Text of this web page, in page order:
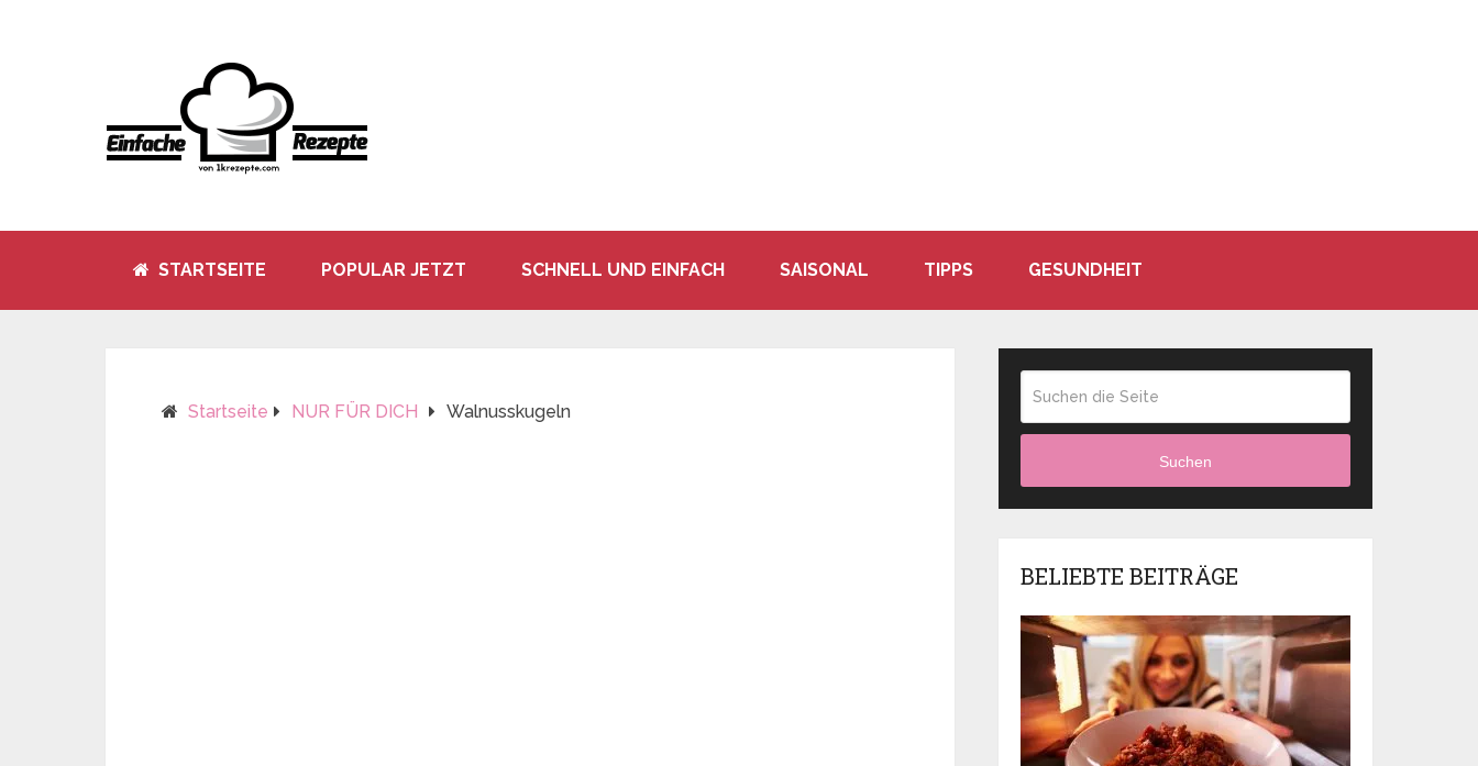
STARTSEITE POPULAR JETZT SCHNELL UND EINFACH SAISONAL TIPPS GESUNDHEIT
Startseite NUR FÜR DICH Walnusskugeln
Suchen
BELIEBTE BEITRÄGE